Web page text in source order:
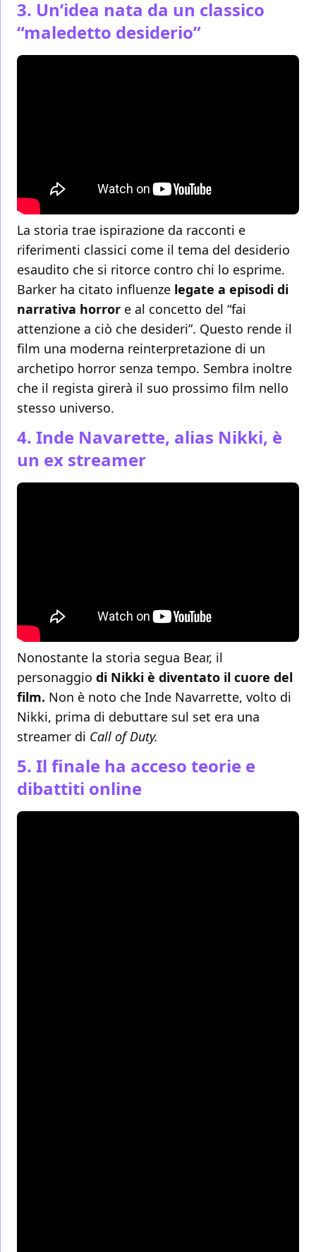
3. Un’idea nata da un classico
“maledetto desiderio”
La storia trae ispirazione da racconti e
riferimenti classici come il tema del desiderio
esaudito che si ritorce contro chi lo esprime.
Barker ha citato influenze legate a episodi di
narrativa horror e al concetto del “fai
attenzione a ciò che desideri”. Questo rende il
film una moderna reinterpretazione di un
archetipo horror senza tempo. Sembra inoltre
che il regista girerà il suo prossimo film nello
stesso universo.
4. Inde Navarette, alias Nikki, è
un ex streamer
Nonostante la storia segua Bear, il
personaggio di Nikki è diventato il cuore del
film. Non è noto che Inde Navarrette, volto di
Nikki, prima di debuttare sul set era una
streamer di Call of Duty.
5. Il finale ha acceso teorie e
dibattiti online